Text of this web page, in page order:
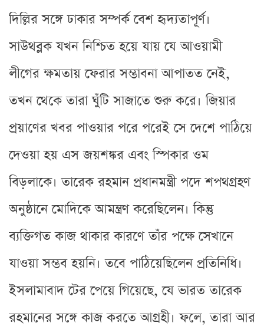
দিল্লির সঙ্গে ঢাকার সম্পর্ক বেশ হৃদ্যতাপূর্ণ।
সাউথব্লক যখন নিশ্চিত হয়ে যায় যে আওয়ামী
লীগের ক্ষমতায় ফেরার সম্ভাবনা আপাতত নেই,
তখন থেকে তারা ঘুঁটি সাজাতে শুরু করে। জিয়ার
প্রয়াণের খবর পাওয়ার পরে পরেই সে দেশে পাঠিয়ে
দেওয়া হয় এস জয়শঙ্কর এবং স্পিকার ওম
বিড়লাকে। তারেক রহমান প্রধানমন্ত্রী পদে শপথগ্রহণ
অনুষ্ঠানে মোদিকে আমন্ত্রণ করেছিলেন। কিন্তু
ব্যক্তিগত কাজ থাকার কারণে তাঁর পক্ষে সেখানে
যাওয়া সম্ভব হয়নি। তবে পাঠিয়েছিলেন প্রতিনিধি।
ইসলামাবাদ টের পেয়ে গিয়েছে, যে ভারত তারেক
রহমানের সঙ্গে কাজ করতে আগ্রহী। ফলে, তারা আর